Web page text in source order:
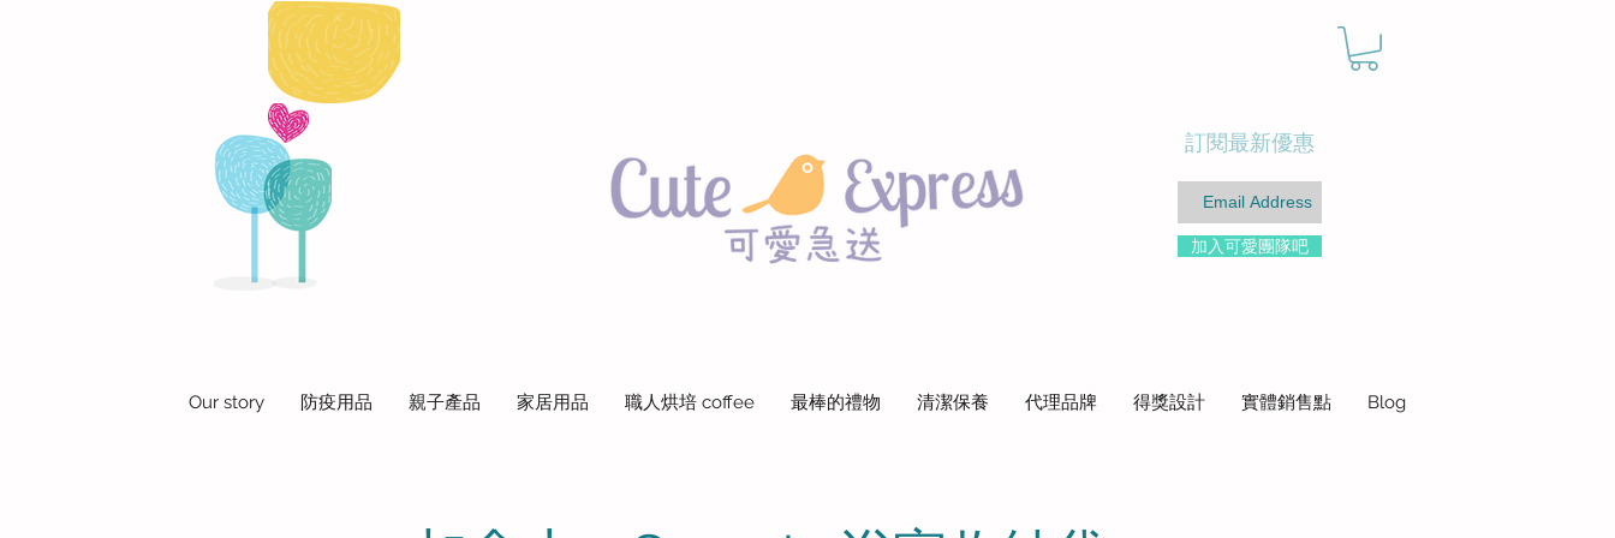
訂閱最新優惠
加入可愛團隊吧
Our story 防疫用品 親子產品 家居用品 職人烘培 coffee 最棒的禮物 清潔保養 代理品牌 得獎設計 實體銷售點 Blog